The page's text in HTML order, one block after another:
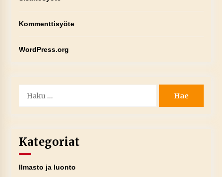
Kommenttisyöte
WordPress.org
Kategoriat
Ilmasto ja luonto